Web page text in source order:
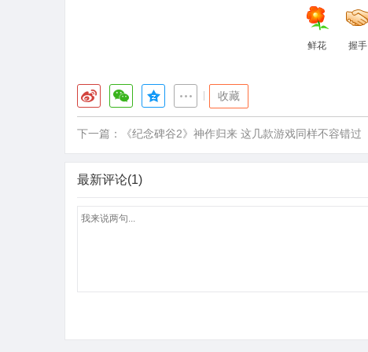
鲜花 握手
收藏
下一篇： 《纪念碑谷2》神作归来 这几款游戏同样不容错过
最新评论(1)